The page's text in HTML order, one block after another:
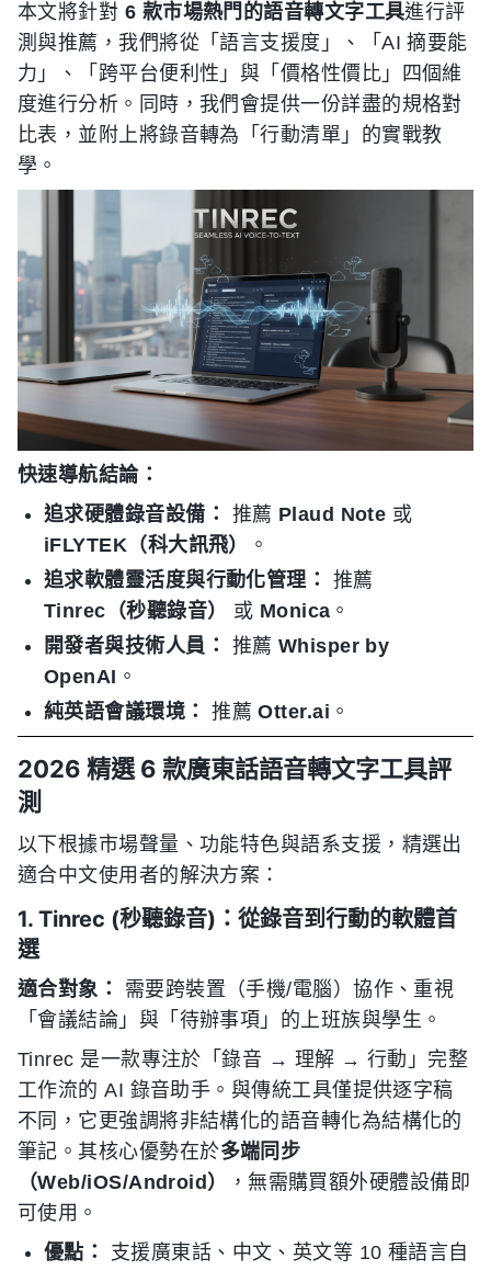
本文將針對 6 款市場熱門的語音轉文字工具進行評
測與推薦，我們將從「語言支援度」、「AI 摘要能
力」、「跨平台便利性」與「價格性價比」四個維
度進行分析。同時，我們會提供一份詳盡的規格對
比表，並附上將錄音轉為「行動清單」的實戰教
學。
快速導航結論：
追求硬體錄音設備：
推薦 Plaud Note 或
iFLYTEK（科大訊飛）
。
追求軟體靈活度與行動化管理：
推薦
Tinrec（秒聽錄音）
或 Monica 。
開發者與技術人員：
推薦 Whisper by
OpenAI 。
純英語會議環境：
推薦Otter.ai 。
2026 精選 6 款廣東話語音轉文字工具評
測
以下根據市場聲量、功能特色與語系支援，精選出
適合中文使用者的解決方案：
1. Tinrec (秒聽錄音)：從錄音到行動的軟體首
選
適合對象：
需要跨裝置（手機/電腦）協作、重視
「會議結論」與「待辦事項」的上班族與學生。
Tinrec 是一款專注於「錄音 → 理解 → 行動」完整
工作流的 AI 錄音助手。與傳統工具僅提供逐字稿
不同，它更強調將非結構化的語音轉化為結構化的
筆記。其核心優勢在於多端同步
（Web/iOS/Android）
，無需購買額外硬體設備即
可使用。
優點：
支援廣東話、中文、英文等 10 種語言自